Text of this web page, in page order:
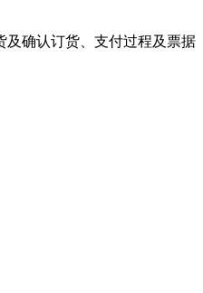
及确认订货、支付过程及票据